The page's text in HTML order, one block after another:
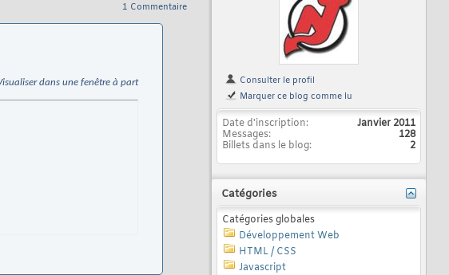
1 Commentaire
dans une fenêtre à part
Consulter le profil
Marquer ce blog comme lu
Date d'inscription
Janvier 2011
Messages
128
Billets dans le blog
2
Catégories
Catégories globales
Développement Web
HTML / CSS
Javascript